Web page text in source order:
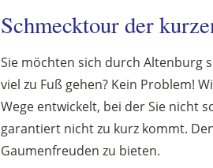
Schmecktour der
Sie möchten sich durch Altenburg
viel zu Fuß gehen? Kein Problem!
Wege entwickelt, bei der Sie nicht
garantiert nicht zu kurz kommt.
Gaumenfreuden zu bieten.